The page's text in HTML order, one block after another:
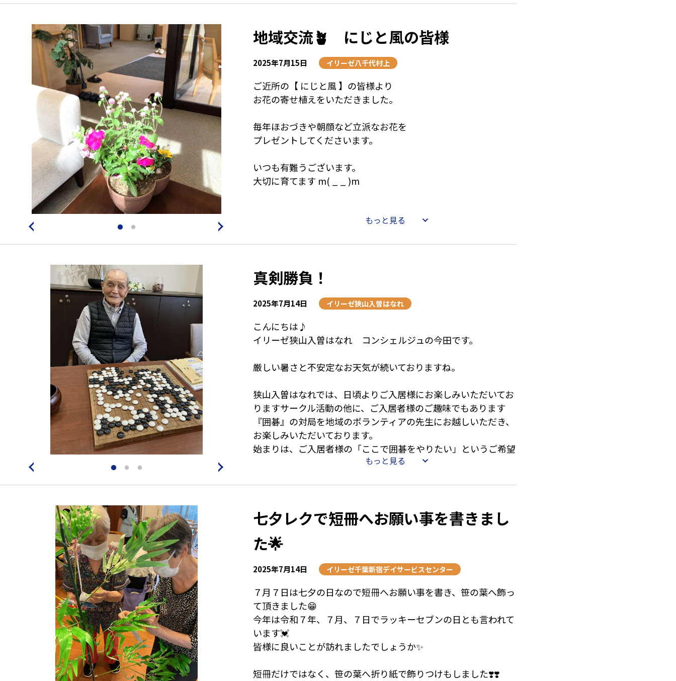
輪が広がっていたのが印象的でした💭
地域交流🪴 にじと風の皆様
2025年7月15日 イリーゼ八千代村上
ご近所の【 にじと風 】の皆様より
お花の寄せ植えをいただきました。
毎年ほおづきや朝顔など立派なお花を
プレゼントしてくださいます。
いつも有難うございます。
大切に育てます m( _ _ )m
もっと見る
真剣勝負！
2025年7月14日 イリーゼ狭山入曽はなれ
こんにちは♪
イリーゼ狭山入曽はなれ コンシェルジュの今田です。
厳しい暑さと不安定なお天気が続いておりますね。
狭山入曽はなれでは、日頃よりご入居様にお楽しみいただいてお
りますサークル活動の他に、ご入居者様のご趣味でもあります
『囲碁』の対局を地域のボランティアの先生にお越しいただき、
お楽しみいただいております。
始まりは、ご入居者様の「ここで囲碁をやりたい」というご希望
もおりませんでしたので、地域のボランティアさんにお願いした
ご入居者様からは「毎回楽しいです。せっかくやるからにはまた
囲碁の勉強をしようと思います。」と嬉しいお声をいただいてお
本をご覧になり、勉強されるお姿は真剣そのもの。ご年齢を重ね
対局は真剣勝負！勉強の成果を発揮することが毎回楽しみのご様
子です。
狭山入曽はなれでは、ご入居者様お一人お一人のやりたい事、ご
要望にお応えできるようお手伝いしております。
もっと見る
七夕レクで短冊へお願い事を書きまし
た🌟
2025年7月14日 イリーゼ千葉新宿デイサービスセンター
７月７日は七夕の日なので短冊へお願い事を書き、笹の葉へ飾っ
て頂きました😁
今年は令和７年、７月、７日でラッキーセブンの日とも言われて
います💓
皆様に良いことが訪れましたでしょうか✨
短冊だけではなく、笹の葉へ折り紙で飾りつけもしました❣️❣️